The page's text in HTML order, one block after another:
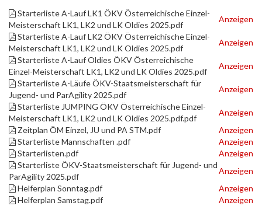
Starterliste A-Lauf LK1 ÖKV Österreichische Einzel-
Meisterschaft LK1, LK2 und LK Oldies 2025.pdf
Anzeigen
Starterliste A-Lauf LK2 ÖKV Österreichische Einzel-
Meisterschaft LK1, LK2 und LK Oldies 2025.pdf
Anzeigen
Starterliste A-Lauf Oldies ÖKV Österreichische
Einzel-Meisterschaft LK1, LK2 und LK Oldies 2025.pdf
Anzeigen
Starterliste A-Läufe ÖKV-Staatsmeisterschaft für
Jugend- und ParAgility 2025.pdf
Anzeigen
Starterliste JUMPING ÖKV Österreichische Einzel-
Meisterschaft LK1, LK2 und LK Oldies 2025.pdf.pdf
Anzeigen
Zeitplan ÖM Einzel, JU und PA STM.pdf
Anzeigen
Starterliste Mannschaften .pdf
Anzeigen
Starterlisten.pdf
Anzeigen
Starterliste ÖKV-Staatsmeisterschaft für Jugend- und
ParAgility 2025.pdf
Anzeigen
Helferplan Sonntag.pdf
Anzeigen
Helferplan Samstag.pdf
Anzeigen